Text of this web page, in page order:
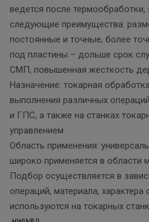
ведется после термообработки,
следующие преимущества:
постоянные и точные, более
под пластины – дольше срок
СМП, повышенная жесткость
Назначение: токарная
выполнения различных
и ГПС, а также на станках
управлением
Область применения:
широко применяется в области
Подбор осуществляется в
операций, материала,
используются на токарных